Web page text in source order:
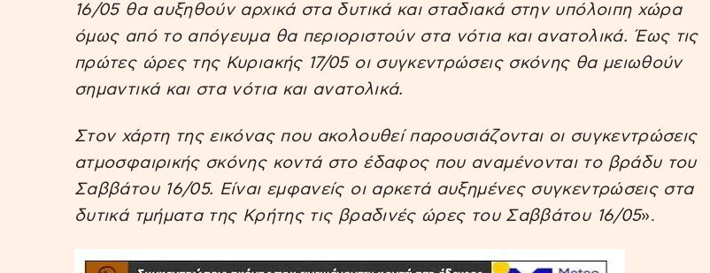
16/05 θα αυξηθούν αρχικά στα δυτικά και σταδιακά στην υπόλοιπη χώρα
όμως από το απόγευμα θα περιοριστούν στα νότια και ανατολικά. Έως τις
πρώτες ώρες της Κυριακής 17/05 οι συγκεντρώσεις σκόνης θα μειωθούν
σημαντικά και στα νότια και ανατολικά.
Στον χάρτη της εικόνας που ακολουθεί παρουσιάζονται οι συγκεντρώσεις
ατμοσφαιρικής σκόνης κοντά στο έδαφος που αναμένονται το βράδυ του
Σαββάτου 16/05. Είναι εμφανείς οι αρκετά αυξημένες συγκεντρώσεις στα
δυτικά τμήματα της Κρήτης τις βραδινές ώρες του Σαββάτου 16/05».